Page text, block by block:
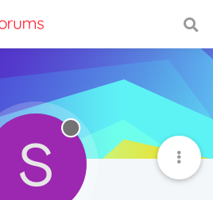
S